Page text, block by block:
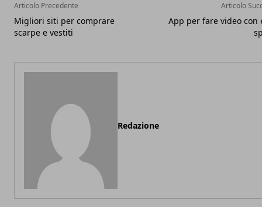
Articolo Precedente
Migliori siti per comprare
scarpe e vestiti
Articolo
App per fare video con
Redazione